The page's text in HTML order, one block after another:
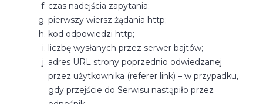
czas nadejścia zapytania;
pierwszy wiersz żądania http;
kod odpowiedzi http;
liczbę wysłanych przez serwer bajtów;
adres URL strony poprzednio odwiedzanej
przez użytkownika (referer link) – w przypadku,
gdy przejście do Serwisu nastąpiło przez